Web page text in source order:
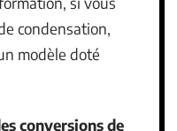
condensation,
modèle doté
conversions de